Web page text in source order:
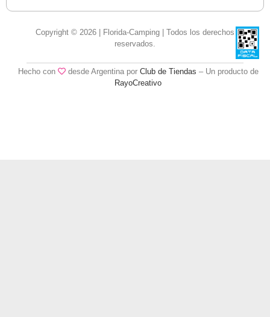
Copyright © 2026 | Florida-Camping | Todos los derechos
reservados.
Hecho con desde Argentina por Club de Tiendas – Un producto de
RayoCreativo